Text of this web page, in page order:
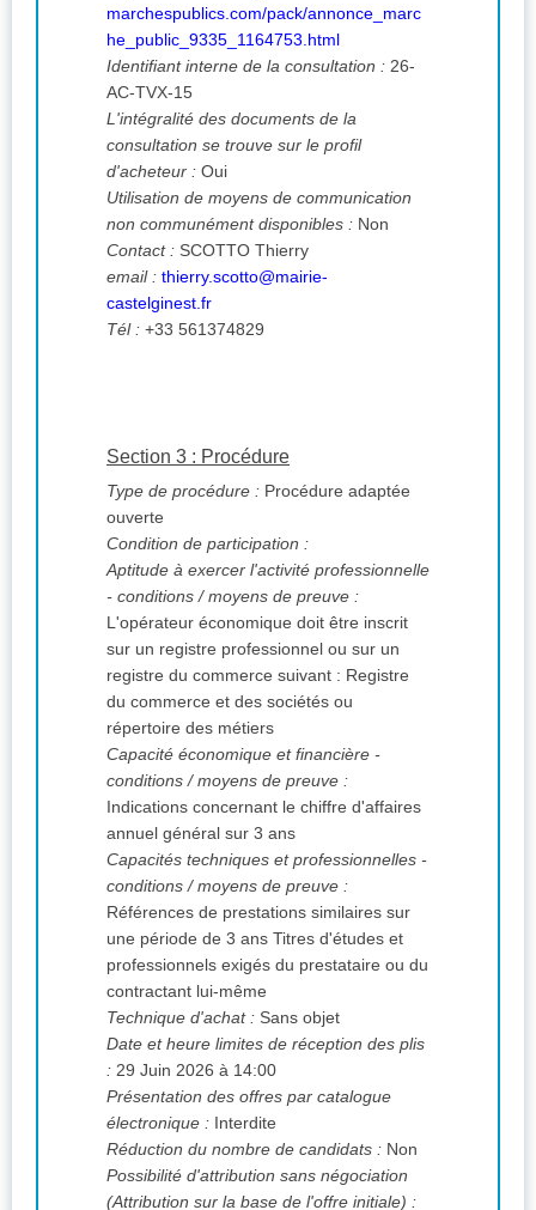
marchespublics.com/pack/annonce_marc
he_public_9335_1164753.html
Identifiant interne de la consultation : 26-
AC-TVX-15
L'intégralité des documents de la
consultation se trouve sur le profil
d'acheteur : Oui
Utilisation de moyens de communication
non communément disponibles : Non
Contact : SCOTTO Thierry
email : thierry.scotto@mairie-
castelginest.fr
Tél : +33 561374829
Section 3 : Procédure
Type de procédure : Procédure adaptée
ouverte
Condition de participation :
Aptitude à exercer l'activité professionnelle
- conditions / moyens de preuve :
L'opérateur économique doit être inscrit
sur un registre professionnel ou sur un
registre du commerce suivant : Registre
du commerce et des sociétés ou
répertoire des métiers
Capacité économique et financière -
conditions / moyens de preuve :
Indications concernant le chiffre d'affaires
annuel général sur 3 ans
Capacités techniques et professionnelles -
conditions / moyens de preuve :
Références de prestations similaires sur
une période de 3 ans Titres d'études et
professionnels exigés du prestataire ou du
contractant lui-même
Technique d'achat : Sans objet
Date et heure limites de réception des plis
: 29 Juin 2026 à 14:00
Présentation des offres par catalogue
électronique : Interdite
Réduction du nombre de candidats : Non
Possibilité d'attribution sans négociation
(Attribution sur la base de l'offre initiale) :